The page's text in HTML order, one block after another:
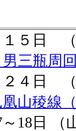
５日 （
三瓶周
４日 （
山稜線
～18日